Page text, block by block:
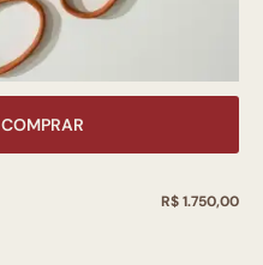
COMPRAR
R$ 1.750,00